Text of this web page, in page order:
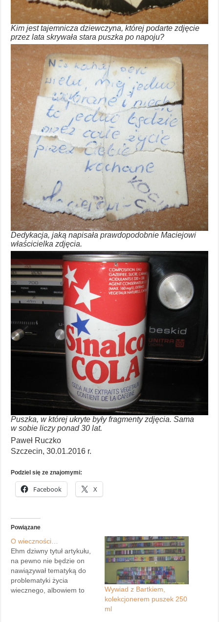
Kim jest tajemnicza dziewczyna, której podarte zdjęcie
przez lata skrywała stara puszka po napoju?
Dedykacja, jaką napisała prawdopodobnie Maciejowi
właścicielka zdjęcia.
Puszka, w której ukryte były fragmenty zdjęcia. Sama
w sobie liczy ponad 30 lat.
Paweł Ruczko
Szczecin, 30.01.2016 r.
Podziel się ze znajomymi:
Facebook X
Powiązane
O wieczności…
Ehm dziwny tytuł artykułu,
na pewno nie będzie on
nawiązywał tematyką do
problematyki życia
wiecznego, albowiem to
Wywiad z Bartkiem,
kolekcjonerem puszek 250
ml